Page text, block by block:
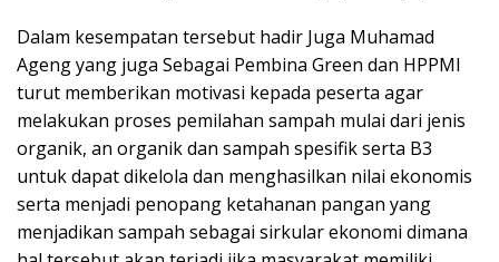
Dalam kesempatan tersebut hadir Juga Muhamad
Ageng yang juga Sebagai Pembina Green dan HPPMI
turut memberikan motivasi kepada peserta agar
melakukan proses pemilahan sampah mulai dari jenis
organik, an organik dan sampah spesifik serta B3
untuk dapat dikelola dan menghasilkan nilai ekonomis
serta menjadi penopang ketahanan pangan yang
menjadikan sampah sebagai sirkular ekonomi dimana